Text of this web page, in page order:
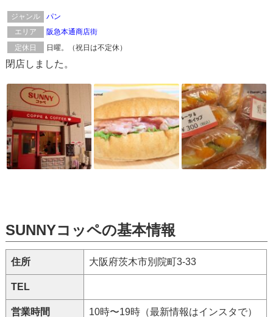
ジャンル
パン
エリア
阪急本通商店街
定休日
日曜。（祝日は不定休）
閉店しました。
SUNNYコッペの基本情報
住所 大阪府茨木市別院町3-33
TEL
営業時間 10時〜19時（最新情報はインスタで）